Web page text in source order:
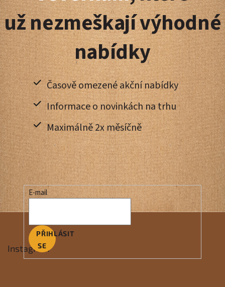
íuž nezmeškají výhodné
nabídky
Časově omezené akční nabídky
Informace o novinkách na trhu
Maximálně 2x měsíčně
E-mail
PŘIHLÁSIT
SE
Instagram